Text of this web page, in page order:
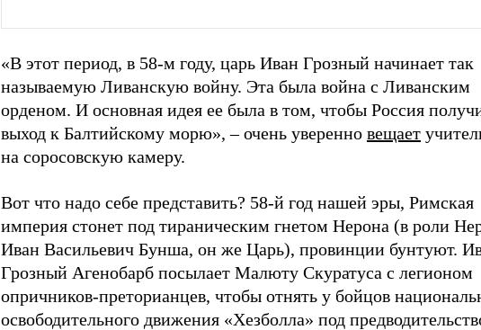
«В этот период, в 58-м году, царь Иван Грозный начинает так
называемую Ливанскую войну. Эта была война с Ливанским
орденом. И основная идея ее была в том, чтобы Россия
выход к Балтийскому морю», – очень уверенно вещает
на соросовскую камеру.
Вот что надо себе представить? 58-й год нашей эры, Римская
империя стонет под тираническим гнетом Нерона (в роли
Иван Васильевич Бунша, он же Царь), провинции бунтуют.
Грозный Агенобарб посылает Малюту Скуратуса с легионом
опричников-преторианцев, чтобы отнять у бойцов
освободительного движения «Хезболла» под